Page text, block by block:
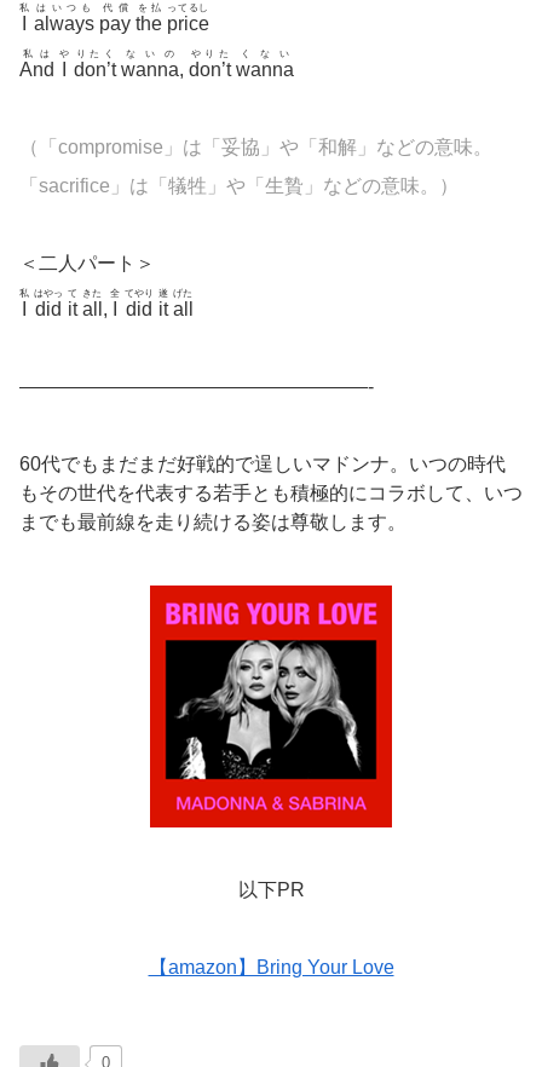
私
always
はいつも
pay
代償
the
を払
price
ってるし
And
私は や
don’t
りたく
wanna
ないの
, don’t
やりた
wanna
くない
（「 compromise」は「妥協」や「和解」などの意味。
「 sacrifice」は「犠牲」や「生贄」などの意味。 ）
＜二人パート＞
私
did
はやっ
it
て
all
きた
,
全
did
てやり
it
遂
all
げた
——————————————————-
60代でもまだまだ好戦的で逞しいマドンナ。いつの時代
もその世代を代表する若手とも積極的にコラボして、いつ
までも最前線を走り続ける姿は尊敬します。
以下PR
【amazon】Bring Your Love
0